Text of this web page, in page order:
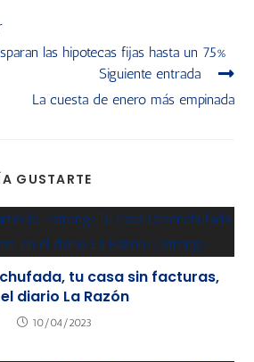
las hipotecas fijas hasta un 75%
Siguiente entrada
La cuesta de enero más empinada
GUSTARTE
tu casa sin facturas,
diario La Razón
10/04/2023